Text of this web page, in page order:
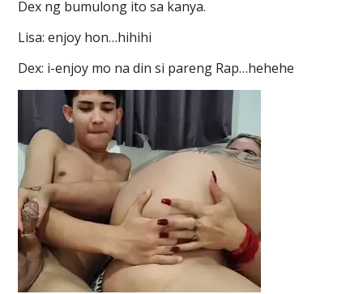
Dex ng bumulong ito sa kanya.
Lisa: enjoy hon…hihihi
Dex: i-enjoy mo na din si pareng Rap…hehehe